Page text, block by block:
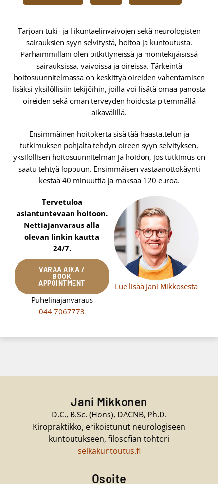
Tarjoan tuki- ja liikuntaelinvaivojen sekä neurologisten
sairauksien syyn selvitystä, hoitoa ja kuntoutusta.
Parhaimmillani olen pitkittyneissä ja monitekijäisissä
sairauksissa, vaivoissa ja oireissa. Tärkeintä
hoitosuunnitelmassa on keskittyä oireiden vähentämisen
lisäksi yksilöllisiin tekijöihin, joilla voi lisätä omaa panosta
oireiden sekä oman terveyden hoidosta pitemmällä
aikavälillä.
Ensimmäinen hoitokerta sisältää haastattelun ja
tutkimuksen pohjalta tehdyn oireen syyn selvityksen,
yksilöllisen hoitosuunnitelman ja hoidon, jos tutkimus on
saatu tehtyä loppuun. Ensimmäisen vastaanottokäynti
kestää 40 minuuttia ja maksaa 120 euroa.
Tervetuloa
asiantuntevaan hoitoon.
Nettiajanvaraus alla
olevan linkin kautta
24/7.
VARAA AIKA /
BOOK
APPOINTMENT
Puhelinajanvaraus
044 7067773
Lue lisää Jani Mikkosesta
Jani Mikkonen
D.C., B.Sc. (Hons), DACNB, Ph.D.
Kiropraktikko, erikoistunut neurologiseen
kuntoutukseen, filosofian tohtori
selkakuntoutus.fi
Osoite